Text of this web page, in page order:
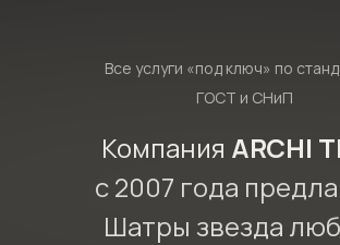
Все услуги «под ключ» по
ГОСТ и СНиП
Компания ARCHI
с 2007 года
Шатры звезда